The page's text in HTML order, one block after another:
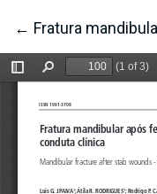
← Voltar aos
Fratura